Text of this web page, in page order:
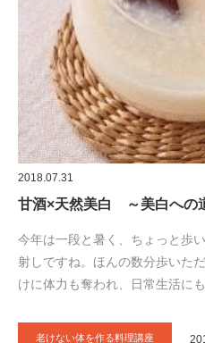
2018.07.31
甘酒×天然美白 ～美白への
今年は一段と暑く、ちょっと歩
射しですね。ほんの数分歩いた
けに体力も奪われ、日常生活に
老けない体を作る料理講座